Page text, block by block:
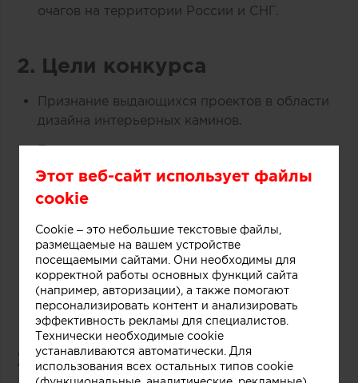
очагов на территории России и СНГ.
2. Цели конкурса
Признание выдающихся проектов в области
дизайна интерьерных каминов.
Поощрение инновационных, оригинальных и
качественных архитектурных и дизайнерских
стандартов и трендов в сфере интерьерных
очагов.
Содействие обмену опытом и развитию
профессионального сообщества.
3. Участники конкурса
Этот веб-сайт использует файлы
cookie
Cookie – это небольшие текстовые файлы,
размещаемые на вашем устройстве
посещаемыми сайтами. Они необходимы для
корректной работы основных функций сайта
(например, авторизации), а также помогают
персонализировать контент и анализировать
эффективность рекламы для специалистов.
Технически необходимые cookie
устанавливаются автоматически. Для
использования всех остальных типов cookie